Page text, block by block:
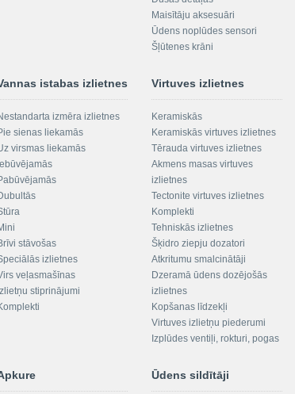
Maisītāju aksesuāri
Ūdens noplūdes sensori
Šļūtenes krāni
istabas izlietnes
izmēra izlietnes
sienas liekamās
virsmas liekamās
stāvošas
izlietnes
veļasmašīnas
stiprinājumi
Virtuves izlietnes
Keramiskās
Keramiskās virtuves izlietnes
Tērauda virtuves izlietnes
Akmens masas virtuves
izlietnes
Tectonite virtuves izlietnes
Komplekti
Tehniskās izlietnes
Šķidro ziepju dozatori
Atkritumu smalcinātāji
Dzeramā ūdens dozējošās
izlietnes
Kopšanas līdzekļi
Virtuves izlietņu piederumi
Izplūdes ventiļi, rokturi, pogas
Ūdens sildītāji